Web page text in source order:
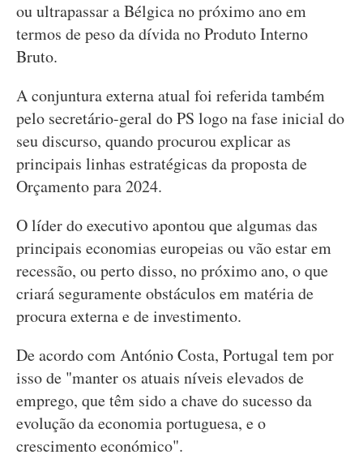
ou ultrapassar a Bélgica no próximo ano em
termos de peso da dívida no Produto Interno
Bruto.
A conjuntura externa atual foi referida também
pelo secretário-geral do PS logo na fase inicial do
seu discurso, quando procurou explicar as
principais linhas estratégicas da proposta de
Orçamento para 2024.
O líder do executivo apontou que algumas das
principais economias europeias ou vão estar em
recessão, ou perto disso, no próximo ano, o que
criará seguramente obstáculos em matéria de
procura externa e de investimento.
De acordo com António Costa, Portugal tem por
isso de "manter os atuais níveis elevados de
emprego, que têm sido a chave do sucesso da
evolução da economia portuguesa, e o
crescimento económico".